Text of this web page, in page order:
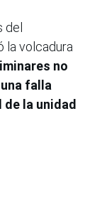
del
la volcadura
no
falla
la unidad